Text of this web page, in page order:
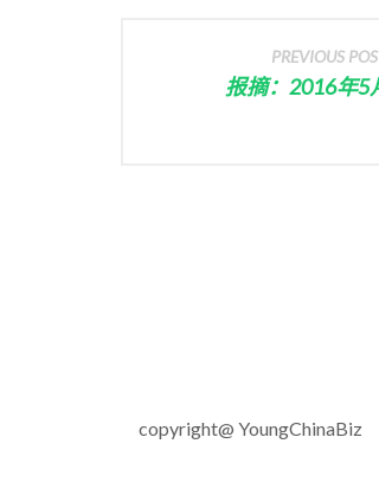
PREVIOUS
报摘：2016年5
copyright@ YoungChinaBiz